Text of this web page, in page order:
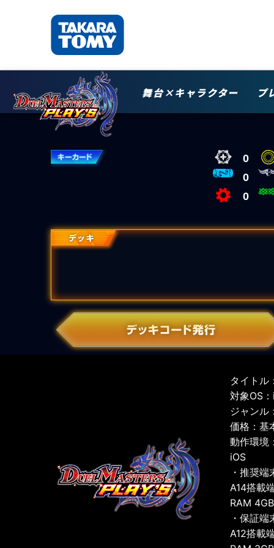
舞台×キャラクター プ
0
0
0
タイトル
対象OS
ジャンル
価格：基
動作環境
iOS
・推奨端
A14搭載
RAM
・保証端
A12搭載